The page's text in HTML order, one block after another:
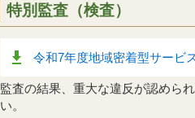
特別監査（検査）
令和7年度地域密着型サービ
監査の結果、重大な違反が認めら
い。